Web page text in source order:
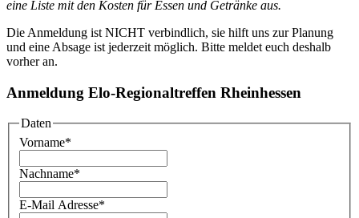
eine Liste mit den Kosten für Essen und Getränke aus.
Die Anmeldung ist NICHT verbindlich, sie hilft uns zur Planung
und eine Absage ist jederzeit möglich. Bitte meldet euch deshalb
vorher an.
Anmeldung Elo-Regionaltreffen Rheinhessen
Daten
Vorname*
Nachname*
E-Mail Adresse*